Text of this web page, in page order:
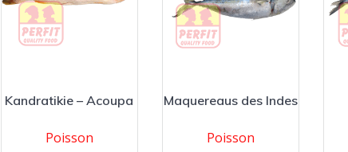
Kandratikie – Acoupa
Poisson
Maquereaus des Indes
Poisson